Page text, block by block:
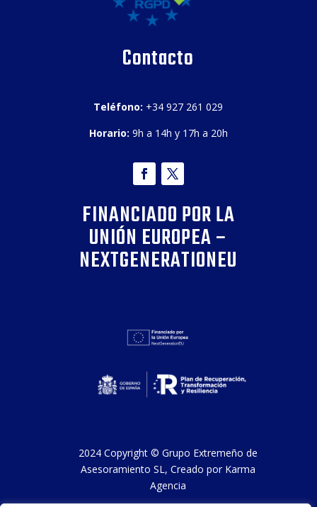
Contacto
Teléfono: +34 927 261 029
Horario: 9h a 14h y 17h a 20h
FINANCIADO POR LA
UNIÓN EUROPEA –
NEXTGENERATIONEU
2024 Copyright © Grupo Extremeño de
Asesoramiento SL, Creado por Karma
Agencia